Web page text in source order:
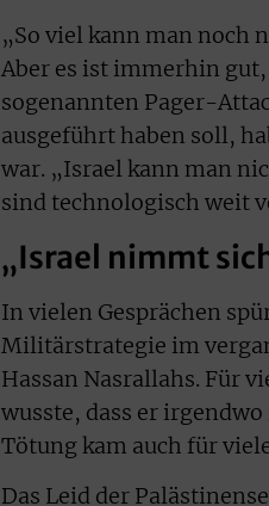
„So viel kann man noch
Aber es ist immerhin
sogenannten Pager-
ausgeführt haben soll,
war. „Israel kann man
sind technologisch weit
„Israel nimmt
In vielen Gesprächen
Militärstrategie im
Hassan Nasrallahs. Für
wusste, dass er
Tötung kam auch für
Das Leid der